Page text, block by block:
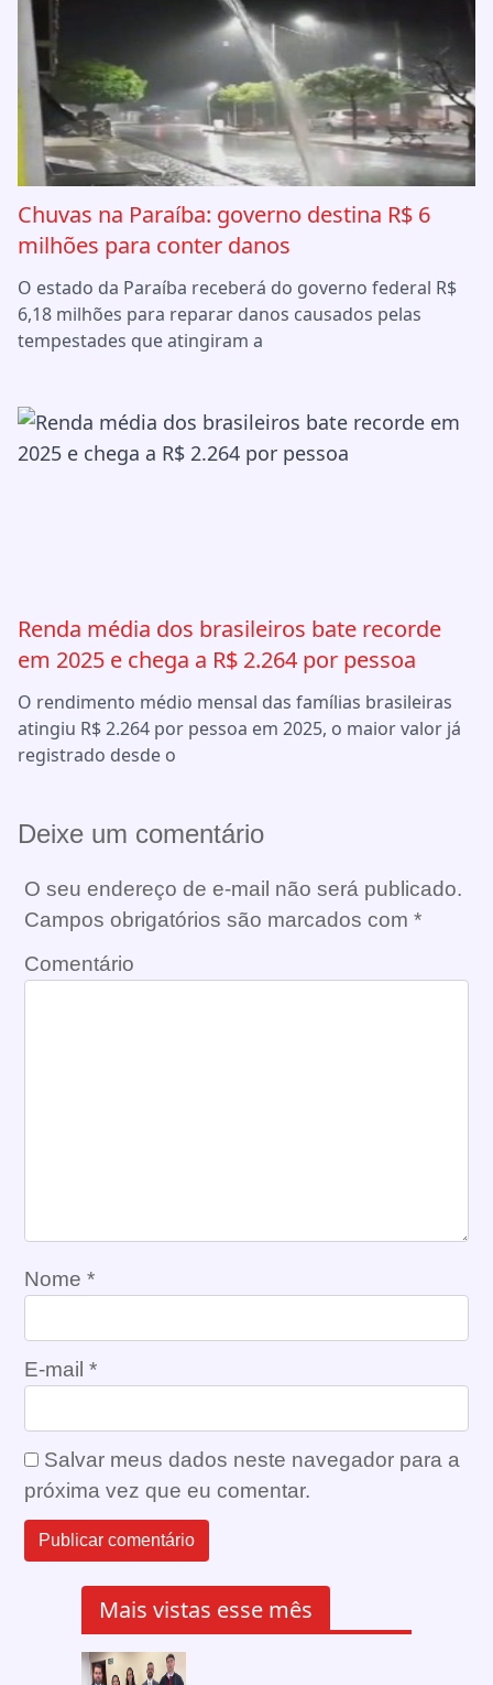
Chuvas na Paraíba: governo destina R$ 6
milhões para conter danos
O estado da Paraíba receberá do governo federal R$
6,18 milhões para reparar danos causados pelas
tempestades que atingiram a
Renda média dos brasileiros bate recorde
em 2025 e chega a R$ 2.264 por pessoa
O rendimento médio mensal das famílias brasileiras
atingiu R$ 2.264 por pessoa em 2025, o maior valor já
registrado desde o
Deixe um comentário
O seu endereço de e-mail não será publicado.
Campos obrigatórios são marcados com *
Comentário
Nome *
E-mail *
Salvar meus dados neste navegador para a
próxima vez que eu comentar.
Mais vistas esse mês